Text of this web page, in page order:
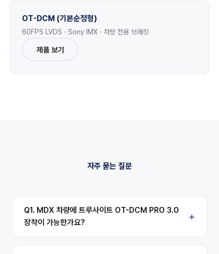
OT-DCM (기본순정형)
60FPS LVDS · Sony IMX · 차량 전용 브래킷
제품 보기
자주 묻는 질문
Q1. MDX 차량에 트루사이트 OT-DCM PRO 3.0
장착이 가능한가요?